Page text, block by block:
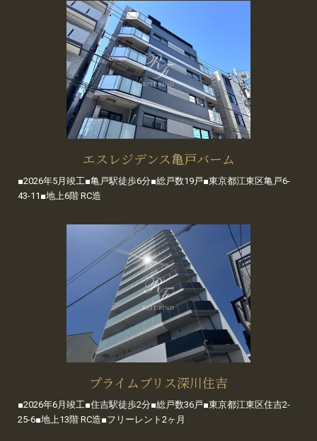
エスレジデンス亀戸バーム
■2026年5月竣工■亀戸駅徒歩6分■総戸数19戸■東京都江東区亀戸6-
43-11■地上6階 RC造
プライムブリス深川住吉
■2026年6月竣工■住吉駅徒歩2分■総戸数36戸■東京都江東区住吉2-
25-6■地上13階 RC造■フリーレント2ヶ月